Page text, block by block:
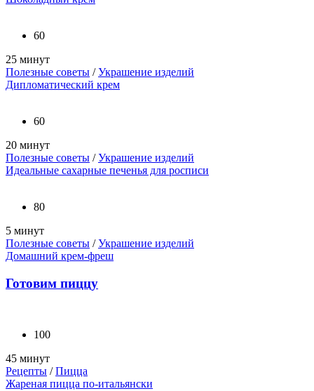
60
25 минут
Полезные советы /Украшение изделий
Дипломатический крем
60
20 минут
Полезные советы /Украшение изделий
Идеальные сахарные печенья для росписи
80
5 минут
Полезные советы /Украшение изделий
Домашний крем-фреш
Готовим пиццу
100
45 минут
Рецепты /Пицца
Жареная пицца по-итальянски